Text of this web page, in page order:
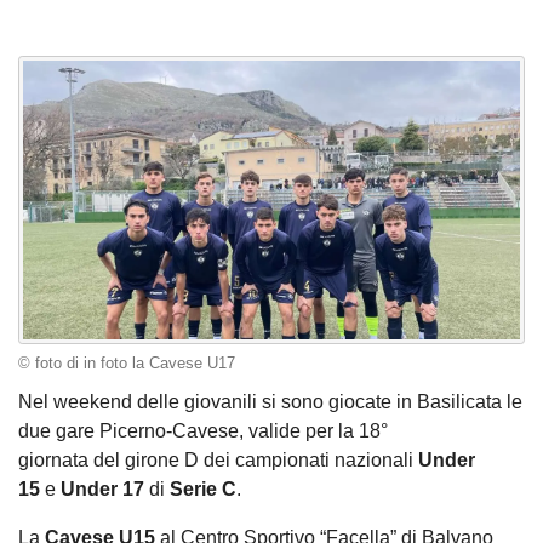
© foto di in foto la Cavese U17
Nel weekend delle giovanili si sono giocate in Basilicata le
due gare Picerno-Cavese, valide per la 18°
giornata del girone D dei campionati nazionali Under
15 e Under 17 di Serie C.
La Cavese U15 al Centro Sportivo “Facella” di Balvano